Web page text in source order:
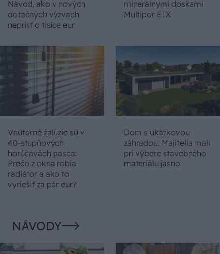
Návod, ako v nových
dotačných výzvach
neprísť o tisíce eur
minerálnymi doskami
Multipor ETX
Vnútorné žalúzie sú v
40-stupňových
horúčavách pasca:
Prečo z okna robia
radiátor a ako to
vyriešiť za pár eur?
Dom s ukážkovou
záhradou: Majitelia mali
pri výbere stavebného
materiálu jasno
NÁVODY